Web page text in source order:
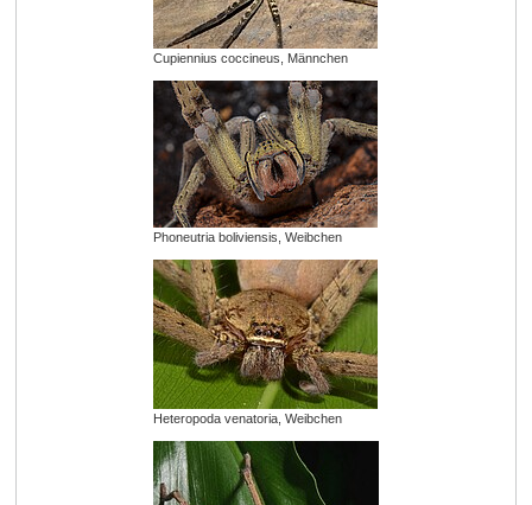
Cupiennius coccineus, Männchen
Phoneutria boliviensis, Weibchen
Heteropoda venatoria, Weibchen